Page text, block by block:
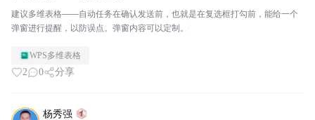
建议多维表格——自动任务在确认发送前，也就是在复选框打勾前，能给一个
弹窗进行提醒，以防误点。弹窗内容可以定制。
WPS多维表格
2 0 分享
杨秀强